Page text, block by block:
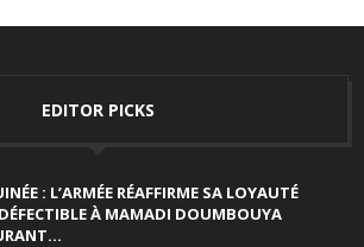
EDITOR PICKS
: L’ARMÉE RÉAFFIRME SA LOYAUTÉ
À MAMADI DOUMBOUYA